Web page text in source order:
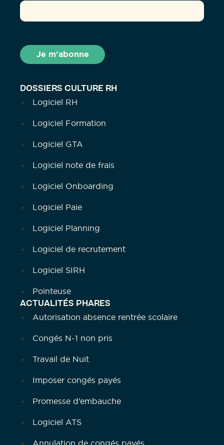
DOSSIERS CULTURE RH
Logiciel RH
Logiciel Formation
Logiciel GTA
Logiciel note de frais
Logiciel Onboarding
Logiciel Paie
Logiciel Planning
Logiciel de recrutement
Logiciel SIRH
Pointeuse
ACTUALITÉS PHARES
Autorisation absence rentrée scolaire
Congés N-1 non pris
Travail de Nuit
Imposer congés payés
Promesse d’embauche
Logiciel ATS
Annulation de congés payés